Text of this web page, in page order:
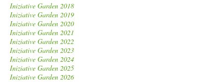
Iniziative Garden 2018
Iniziative Garden 2019
Iniziative Garden 2020
Iniziative Garden 2021
Iniziative Garden 2022
Iniziative Garden 2023
Iniziative Garden 2024
Iniziative Garden 2025
Iniziative Garden 2026